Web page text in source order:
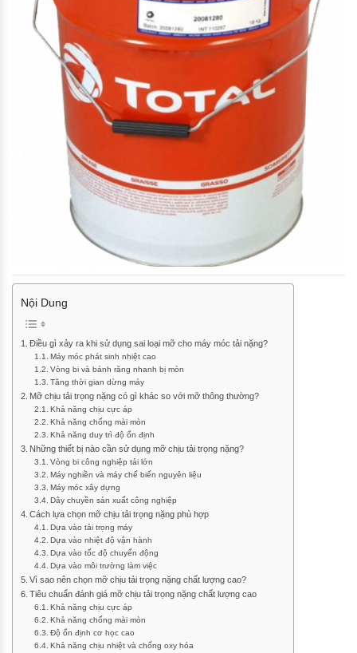
Nội Dung
Điều gì xảy ra khi sử dụng sai loại mỡ cho máy móc tải nặng?
Máy móc phát sinh nhiệt cao
Vòng bi và bánh răng nhanh bị mòn
Tăng thời gian dừng máy
Mỡ chịu tải trọng nặng có gì khác so với mỡ thông thường?
Khả năng chịu cực áp
Khả năng chống mài mòn
Khả năng duy trì độ ổn định
Những thiết bị nào cần sử dụng mỡ chịu tải trọng nặng?
Vòng bi công nghiệp tải lớn
Máy nghiền và máy chế biến nguyên liệu
Máy móc xây dựng
Dây chuyền sản xuất công nghiệp
Cách lựa chọn mỡ chịu tải trọng nặng phù hợp
Dựa vào tải trọng máy
Dựa vào nhiệt độ vận hành
Dựa vào tốc độ chuyển động
Dựa vào môi trường làm việc
Vì sao nên chọn mỡ chịu tải trọng nặng chất lượng cao?
Tiêu chuẩn đánh giá mỡ chịu tải trọng nặng chất lượng cao
Khả năng chịu cực áp
Khả năng chống mài mòn
Độ ổn định cơ học cao
Khả năng chịu nhiệt và chống oxy hóa